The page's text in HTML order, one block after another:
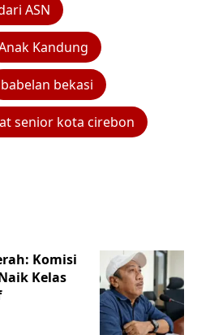
ASN
Kandung
babelan bekasi
senior kota cirebon
Komisi
Kelas